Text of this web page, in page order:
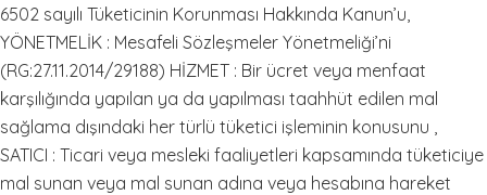
6502 sayılı Tüketicinin Korunması Hakkında Kanun’u,
YÖNETMELİK : Mesafeli Sözleşmeler Yönetmeliği’ni
(RG:27.11.2014/29188) HİZMET : Bir ücret veya menfaat
karşılığında yapılan ya da yapılması taahhüt edilen mal
sağlama dışındaki her türlü tüketici işleminin konusunu ,
SATICI : Ticari veya mesleki faaliyetleri kapsamında tüketiciye
mal sunan veya mal sunan adına veya hesabına hareket